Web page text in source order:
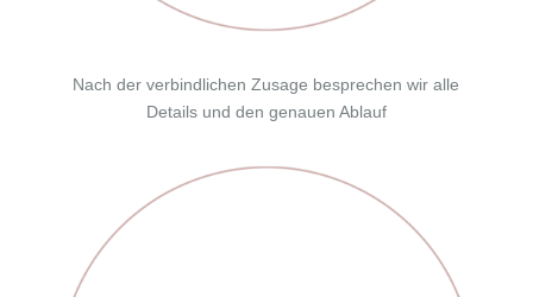
Nach der verbindlichen Zusage besprechen wir alle
Details und den genauen Ablauf